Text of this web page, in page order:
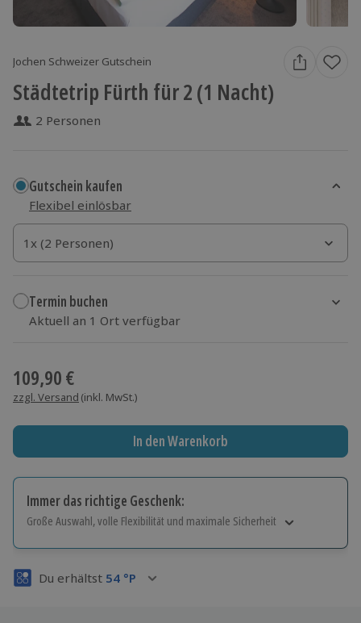
Jochen Schweizer Gutschein
Städtetrip Fürth für 2 (1 Nacht)
2 Personen
Gutschein kaufen
Flexibel einlösbar
1x (2 Personen)
1x (2 Personen)
1x (2 Personen)
Termin buchen
Aktuell an 1 Ort verfügbar
109,90 €
zzgl. Versand (inkl. MwSt.)
In den Warenkorb
Immer das richtige Geschenk:
Große Auswahl, volle Flexibilität und maximale Sicherheit
Volle Flexibilität
Du erhältst 54 °P